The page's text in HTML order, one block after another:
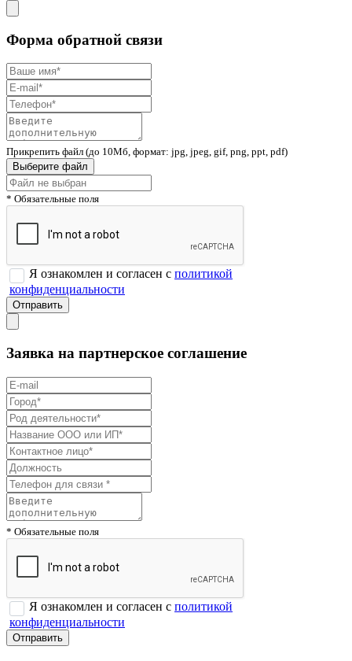
Форма обратной связи
Прикрепить файл (до 10Мб, формат: jpg, jpeg, gif, png, ppt, pdf)
Выберите файл
* Обязательные поля
Я ознакомлен и согласен с политикой
конфиденциальности
Заявка на партнерское соглашение
* Обязательные поля
Я ознакомлен и согласен с политикой
конфиденциальности